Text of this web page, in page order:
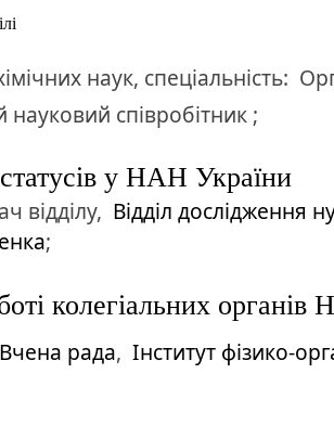
наук, спеціальність:
співробітник ;
у НАН України
відділу, Відділ дослідження
;
колегіальних
Вчена рада, Інститут фізико-